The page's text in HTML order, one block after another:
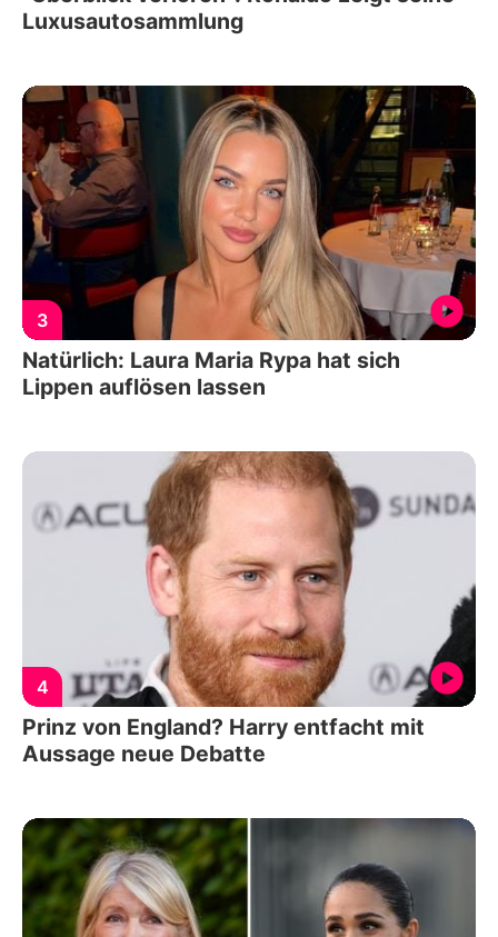
Luxusautosammlung
3
Natürlich: Laura Maria Rypa hat sich
Lippen auflösen lassen
4
Prinz von England? Harry entfacht mit
Aussage neue Debatte